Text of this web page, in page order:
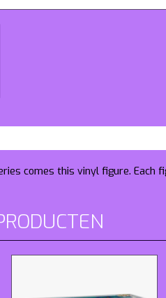
comes this vinyl figure. Each